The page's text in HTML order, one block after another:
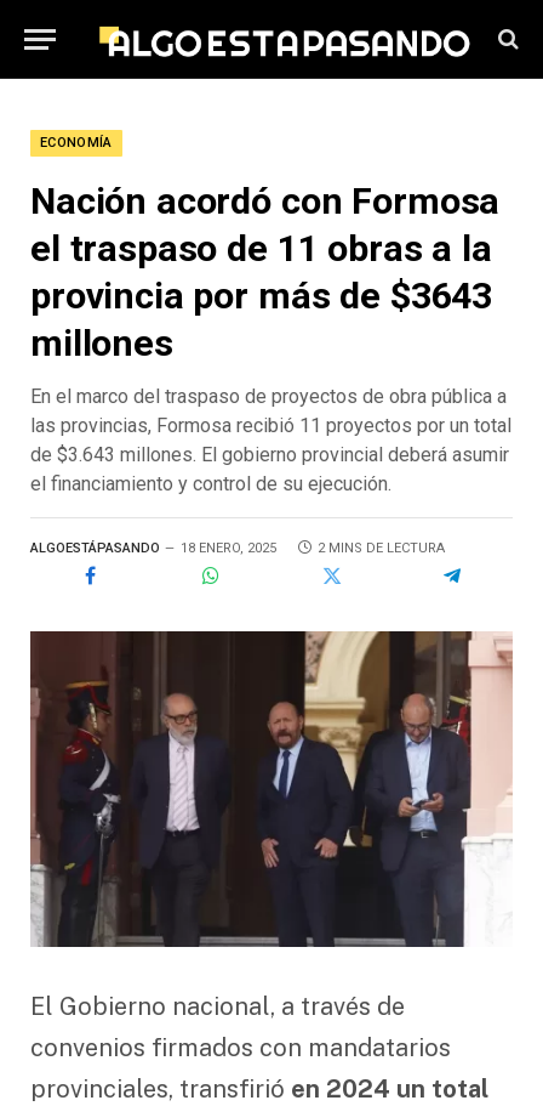
ECONOMÍA
Nación acordó con Formosa
el traspaso de 11 obras a la
provincia por más de $3643
millones
En el marco del traspaso de proyectos de obra pública a
las provincias, Formosa recibió 11 proyectos por un total
de $3.643 millones. El gobierno provincial deberá asumir
el financiamiento y control de su ejecución.
ALGOESTÁPASANDO 18 ENERO, 2025 2 MINS DE LECTURA
El Gobierno nacional, a través de
convenios firmados con mandatarios
provinciales, transfirió en 2024 un total